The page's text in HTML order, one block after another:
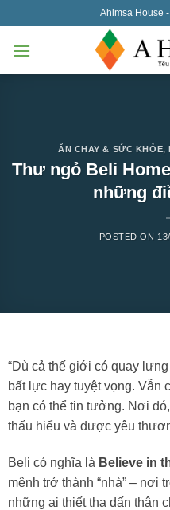
to
content
Ahimsa House
ĂN CHAY & SỨC KHỎE,
Thư ngỏ Beli
những
POSTED ON
“Dù cả thế giới có quay
bất lực hay tuyệt vọng. Vẫn
bạn có thể tin tưởng. Nơi
thấu hiểu và được yêu
Beli có nghĩa là Believe in
mệnh trở thành “nhà” – nơi
những ai thiết tha dấn thân